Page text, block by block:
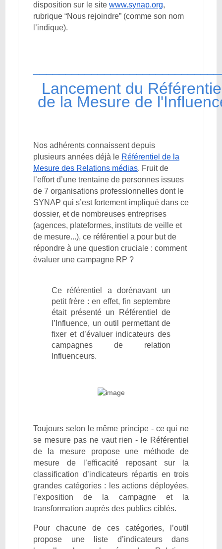
disposition sur le site www.synap.org,
rubrique “Nous rejoindre” (comme son nom
l’indique).
Lancement du
de la Mesure de
Nos adhérents connaissent depuis
plusieurs années déjà le Référentiel de la
Mesure des Relations médias. Fruit de
l’effort d’une trentaine de personnes issues
de 7 organisations professionnelles dont le
SYNAP qui s’est fortement impliqué dans ce
dossier, et de nombreuses entreprises
(agences, plateformes, instituts de veille et
de mesure...), ce référentiel a pour but de
répondre à une question cruciale : comment
évaluer une campagne RP ?
Ce référentiel a dorénavant un
petit frère : en effet, fin septembre
était présenté un Référentiel de
l’Influence, un outil permettant de
fixer et d’évaluer indicateurs des
campagnes de relation
Influenceurs.
Toujours selon le même principe - ce qui ne
se mesure pas ne vaut rien - le Référentiel
de la mesure propose une méthode de
mesure de l’efficacité reposant sur la
classification d’indicateurs répartis en trois
grandes catégories : les actions déployées,
l’exposition de la campagne et la
transformation auprès des publics ciblés.
Pour chacune de ces catégories, l’outil
propose une liste d’indicateurs dans